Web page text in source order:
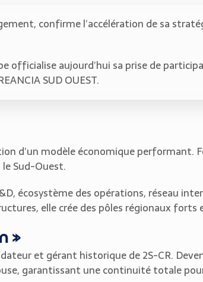
confirme l’accélération de sa
officialise aujourd’hui sa prise de
SUD OUEST.
d’un modèle économique performant.
le Sud-Ouest.
écosystème des opérations, réseau
elle crée des pôles régionaux
»
et gérant historique de 2S-CR.
garantissant une continuité totale